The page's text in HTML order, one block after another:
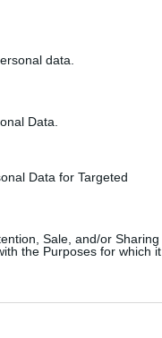
data.
Data.
Data for Targeted
Sale, and/or Sharing
the Purposes for which it
στην ανάκτηση της
τους ρόλο: τη
οφειλών ύψους
κινούνται
μέσω του
δόσεων.
σε ελβετικό